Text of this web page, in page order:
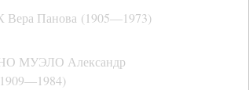
Панова (1905―1973)
МУЭЛО Александр